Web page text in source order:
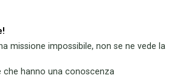
missione impossibile, non se ne vede la
che hanno una conoscenza